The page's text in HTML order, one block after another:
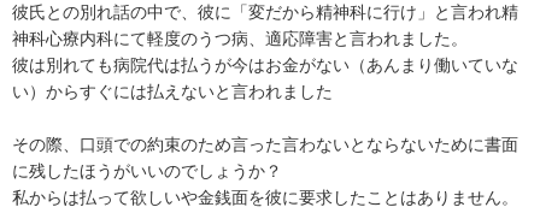
彼氏との別れ話の中で、彼に「変だから精神科に行け」と言われ精
神科心療内科にて軽度のうつ病、適応障害と言われました。
彼は別れても病院代は払うが今はお金がない（あんまり働いていな
い）からすぐには払えないと言われました
その際、口頭での約束のため言った言わないとならないために書面
に残したほうがいいのでしょうか？
私からは払って欲しいや金銭面を彼に要求したことはありません。